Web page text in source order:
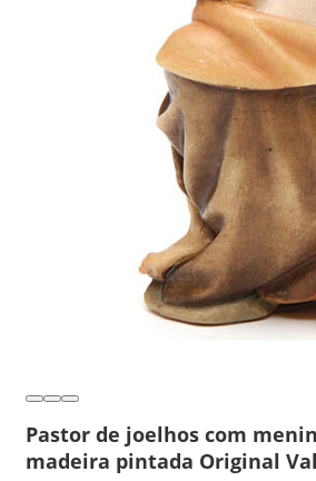
Pastor de joelhos com
madeira pintada Original